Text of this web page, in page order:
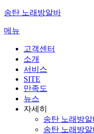
콘
츠
송탄 노래방알바
메뉴
고객센터
소개
서비스
SITE
만족도
뉴스
자세히
송탄 노래방알
송탄 노래방알